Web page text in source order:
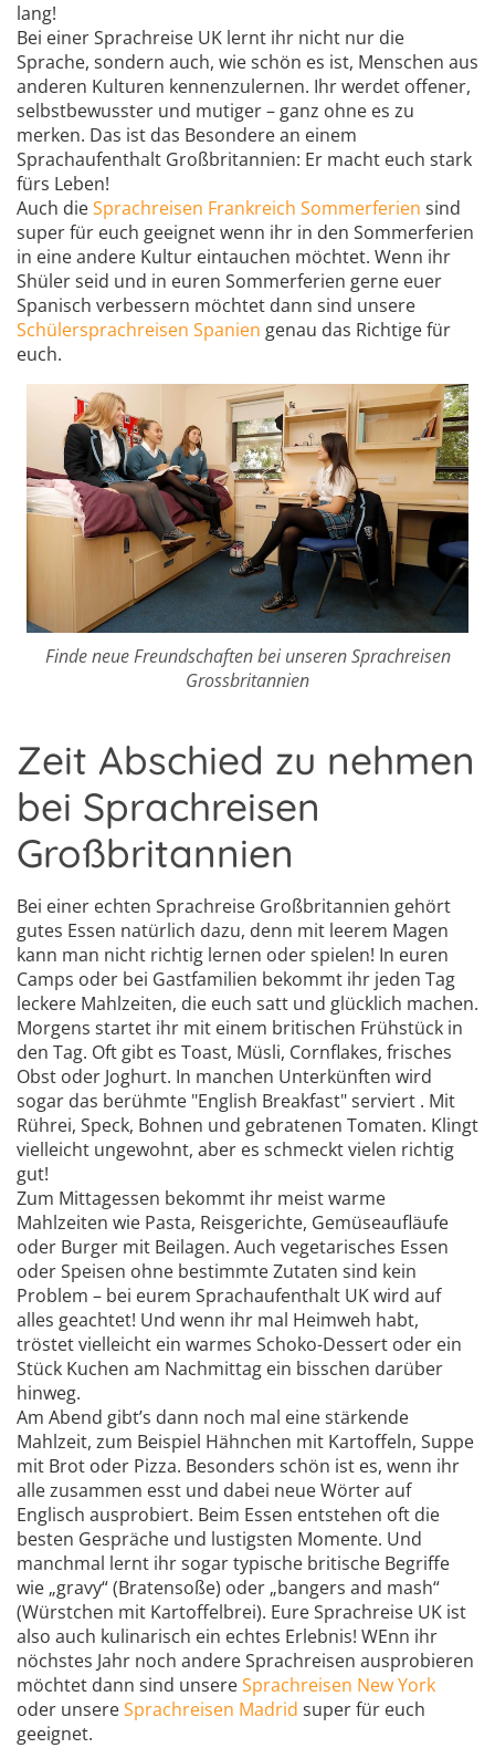
lang!
Bei einer Sprachreise UK lernt ihr nicht nur die
Sprache, sondern auch, wie schön es ist, Menschen aus
anderen Kulturen kennenzulernen. Ihr werdet offener,
selbstbewusster und mutiger – ganz ohne es zu
merken. Das ist das Besondere an einem
Sprachaufenthalt Großbritannien: Er macht euch stark
fürs Leben!
Auch dieSprachreisen Frankreich Sommerferien sind
super für euch geeignet wenn ihr in den Sommerferien
in eine andere Kultur eintauchen möchtet. Wenn ihr
Shüler seid und in euren Sommerferien gerne euer
Spanisch verbessern möchtet dann sind unsere
Schülersprachreisen Spanien genau das Richtige für
euch.
Finde neue Freundschaften bei unseren Sprachreisen
Grossbritannien
Zeit Abschied zu nehmen
bei Sprachreisen
Großbritannien
Bei einer echten Sprachreise Großbritannien gehört
gutes Essen natürlich dazu, denn mit leerem Magen
kann man nicht richtig lernen oder spielen! In euren
Camps oder bei Gastfamilien bekommt ihr jeden Tag
leckere Mahlzeiten, die euch satt und glücklich machen.
Morgens startet ihr mit einem britischen Frühstück in
den Tag. Oft gibt es Toast, Müsli, Cornflakes, frisches
Obst oder Joghurt. In manchen Unterkünften wird
sogar das berühmte "English Breakfast" serviert . Mit
Rührei, Speck, Bohnen und gebratenen Tomaten. Klingt
vielleicht ungewohnt, aber es schmeckt vielen richtig
gut!
Zum Mittagessen bekommt ihr meist warme
Mahlzeiten wie Pasta, Reisgerichte, Gemüseaufläufe
oder Burger mit Beilagen. Auch vegetarisches Essen
oder Speisen ohne bestimmte Zutaten sind kein
Problem – bei eurem Sprachaufenthalt UK wird auf
alles geachtet! Und wenn ihr mal Heimweh habt,
tröstet vielleicht ein warmes Schoko-Dessert oder ein
Stück Kuchen am Nachmittag ein bisschen darüber
hinweg.
Am Abend gibt’s dann noch mal eine stärkende
Mahlzeit, zum Beispiel Hähnchen mit Kartoffeln, Suppe
mit Brot oder Pizza. Besonders schön ist es, wenn ihr
alle zusammen esst und dabei neue Wörter auf
Englisch ausprobiert. Beim Essen entstehen oft die
besten Gespräche und lustigsten Momente. Und
manchmal lernt ihr sogar typische britische Begriffe
wie „gravy“ (Bratensoße) oder „bangers and mash“
(Würstchen mit Kartoffelbrei). Eure Sprachreise UK ist
also auch kulinarisch ein echtes Erlebnis! WEnn ihr
nöchstes Jahr noch andere Sprachreisen ausprobieren
möchtet dann sind unsereSprachreisen New York
oder unsereSprachreisen Madrid super für euch
geeignet.